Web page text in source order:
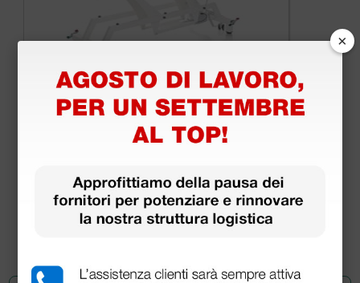
Lettino elettrico Lytus con ruote - bianco
1.440,00 €1.800,00 €
(Prezzo i.e.)
×